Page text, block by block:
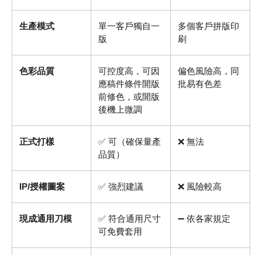
生產模式
單一客戶獨自一
版
多個客戶拼版印
刷
色彩品質
可控度高，可因
應稿件條件開版
前修色，或開版
後機上微調
偏色風險高，同
批易有色差
正式打樣
✅ 可（確保量產
品質）
❌ 無法
IP/授權圖案 ✅ 強烈建議 ❌ 風險較高
現成通用刀模
✅ 符合通用尺寸
可免費套用
➖ 依各家規定